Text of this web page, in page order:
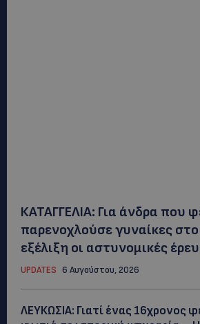
ΚΑΤΑΓΓΕΛΙΑ: Για άνδρα που
παρενοχλούσε γυναίκες
εξέλιξη οι αστυνομικές
UPDATES 6 Αυγούστου, 2026
ΛΕΥΚΩΣΙΑ: Γιατί ένας 16χρονος